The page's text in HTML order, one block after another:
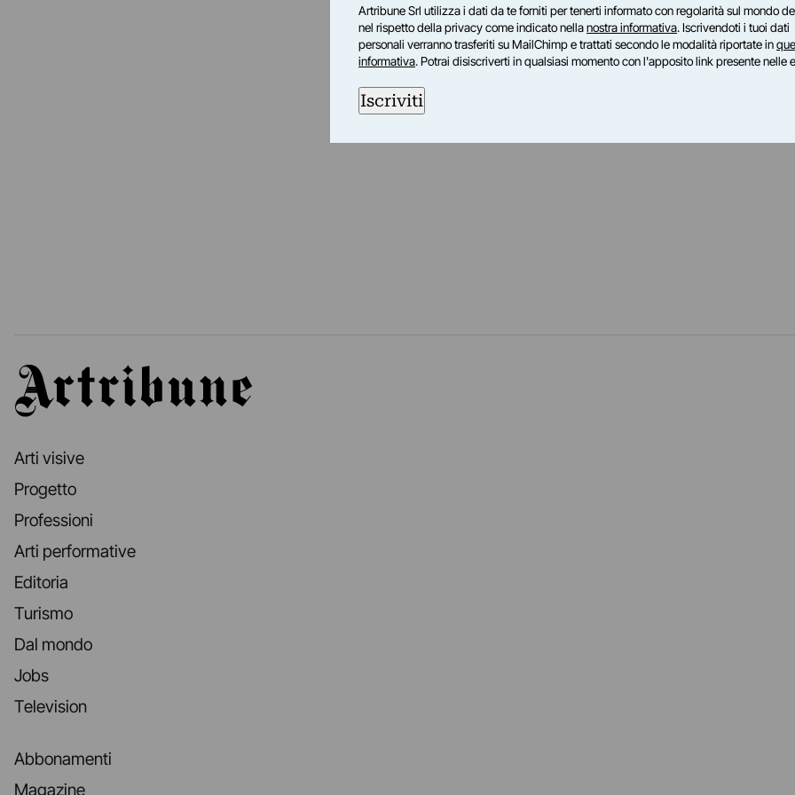
Artribune
Arti visive
Progetto
Professioni
Arti performative
Editoria
Turismo
Dal mondo
Jobs
Television
Abbonamenti
Magazine
Artribune Srl utilizza i dati da te forniti per tenerti informato con regolarità sul mondo
nel rispetto della privacy come indicato nellanostra informativa. Iscrivendoti i tuoi dati
personali verranno trasferiti su MailChimp e trattati secondo le modalità riportate in
informativa. Potrai disiscriverti in qualsiasi momento con l'apposito link presente nelle
Iscriviti